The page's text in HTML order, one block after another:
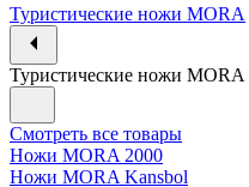
Туристические ножи MORA
Туристические ножи MORA
Смотреть все товары
Ножи MORA 2000
Ножи MORA Kansbol